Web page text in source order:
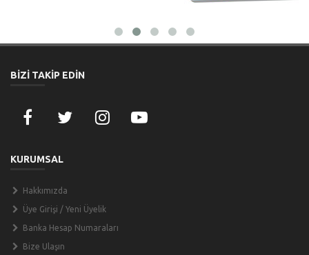
BİZİ TAKİP EDİN
KURUMSAL
Hakkımızda
Üye Girişi / Yeni Üyelik
Banka Hesap Numaraları
Bize Ulaşın